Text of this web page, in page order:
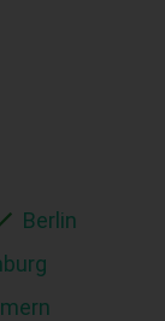
Berlin